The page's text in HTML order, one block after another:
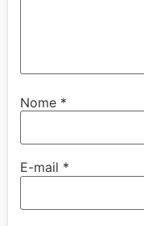
Nome *
E-mail *